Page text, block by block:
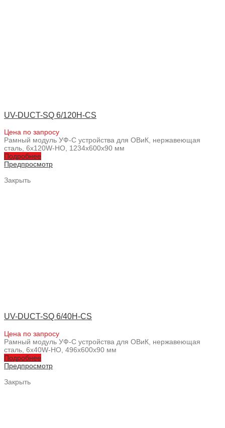
UV-DUCT-SQ 6/120H-CS
Цена по запросу
Рамный модуль УФ-С устройства для ОВиК, нержавеющая
сталь, 6x120W-HO, 1234x600x90 мм
Подробнее
Предпросмотр
Закрыть
UV-DUCT-SQ 6/40H-CS
Цена по запросу
Рамный модуль УФ-С устройства для ОВиК, нержавеющая
сталь, 6x40W-HO, 496x600x90 мм
Подробнее
Предпросмотр
Закрыть